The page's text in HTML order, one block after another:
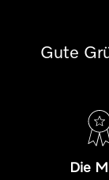
Gute
Die